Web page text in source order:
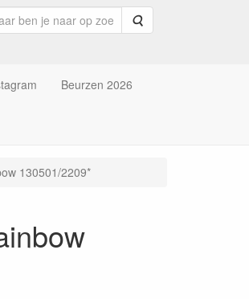
Zoeken
Beurzen 2026
130501/2209*